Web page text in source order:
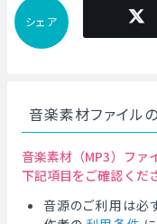
シェア
音楽素材ファイル
音楽素材（MP3）ファ
下記項目をご確認くだ
音源のご利用は必